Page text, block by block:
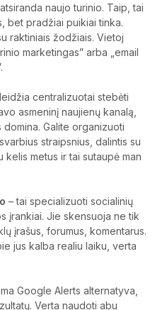
naujo turinio. Taip, tai
bet pradžiai puikiai tinka.
raktiniais žodžiais. Vietoj
marketingas” arba „email
centralizuotai stebėti
asmeninį naujienų kanalą,
Galite organizuoti
straipsnius, dalintis su
metus ir tai sutaupė man
– tai specializuoti socialinių
įrankiai. Jie skensuoja ne tik
įrašus, forumus, komentarus.
jus kalba realiu laiku, verta
Google Alerts alternatyva,
Verta naudoti abu